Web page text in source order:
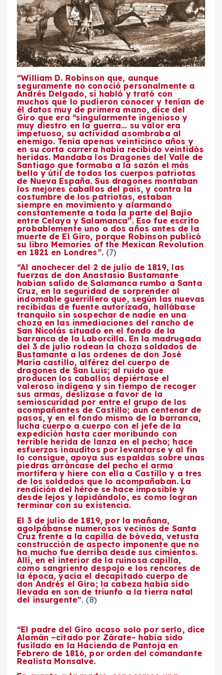
“William D. Robinson que, aunque
seguramente no conoció personalmente a
Andrés Delgado, si habló y trató con
muchos que lo pudieron conocer y tenían de
él datos muy de primera mano, dice del
Giro que era “singularmente ingenioso y
muy diestro en la guerra… su valor era
impetuoso, su actividad asombraba al
enemigo. Tenía apenas veinticinco años y
en su corta carrera había recibido veintidós
heridas. Mandaba los Dragones del Valle de
Santiago que formaba a la sazón el más
bello y útil de todos los cuerpos patriotas
de Nueva España. Sus dragones montaban
los mejores caballos del país, y contra la
costumbre de los patriotas, estaban
siempre en movimiento y alarmando
constantemente a toda la parte del Bajío
entre Celaya y Salamanca”. Eso fue escrito
probablemente uno o dos años antes de la
muerte de El Giro, porque Robinson publicó
su libro Memories of the Mexican Revolution
en 1821 en Londres”.(7)
“Al anochecer del 2 de julio de 1819, las
fuerzas de don Anastasio Bustamante
habían salido de Salamanca rumbo a Santa
Cruz, en la seguridad de sorprender al
indomable guerrillero que, según las nuevas
recibidas de fuente autorizada, hallábase
tranquilo sin sospechar de nadie en una
choza en las inmediaciones del rancho de
San Nicolás situado en el fondo de la
barranca de la Laborcilla. En la madrugada
del 3 de julio rodean la choza soldados de
Bustamante a las ordenes de don José
María castillo, alférez del cuerpo de
dragones de San Luis; al ruido que
producen los caballos depiértase el
valeroso indígena y sin tiempo de recoger
sus armas, deslizase a favor de la
semioscuridad por entre el grupo de los
acompañantes de Castillo; aun centenar de
pasos, y en el fondo mismo de la barranca,
lucha cuerpo a cuerpo con el jefe de la
expedición hasta caer moribundo con
terrible herida de lanza en el pecho; hace
esfuerzos inauditos por levantarse y al fin
lo consigue, apoya sus espaldas sobre unas
piedras arráncase del pecho el arma
mortífera y hiere con ella a Castillo y a tres
de los soldados que lo acompañaban. La
rendición del héroe se hace imposible y
desde lejos y lapidándolo, es como logran
terminar con su existencia.
El 3 de julio de 1819, por la mañana,
agolpábanse numerosos vecinos de Santa
Cruz frente a la capilla de bóveda, vetusta
construcción de aspecto imponente que no
ha mucho fue derriba desde sus cimientos.
Allí, en el interior de la ruinosa capilla,
como sangriento despojo e los rencores de
la época, yacía el decapitado cuerpo de
don Andrés el Giro; la cabeza había sido
llevada en son de triunfo a la tierra natal
del insurgente”. (8)
“El padre del Giro acaso solo por serlo, dice
Alamán –citado por Zárate- había sido
fusilado en la Hacienda de Pantoja en
Febrero de 1816, por orden del comandante
Realista Monsalve.